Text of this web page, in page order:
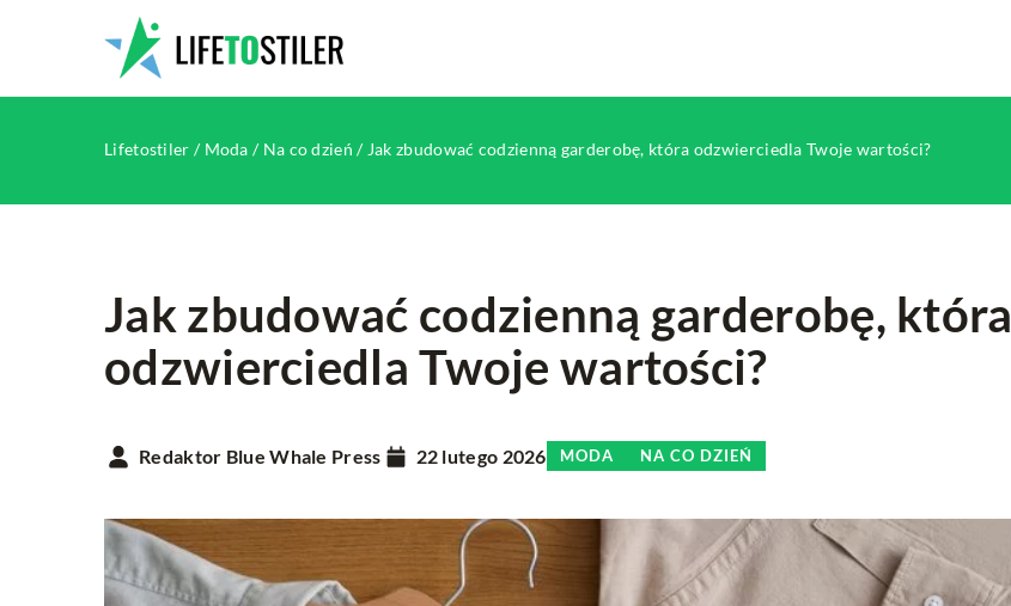
Lifetostiler / Moda / Na co dzień / Jak zbudować codzienną garderobę, która odzwierciedla Twoje wartości?
Jak zbudować codzienną garderobę, która
odzwierciedla Twoje wartości?
Redaktor Blue Whale Press 22 lutego 2026 MODA NA CO DZIEŃ
HOBBY INNE PIELĘGNACJA CIAŁA